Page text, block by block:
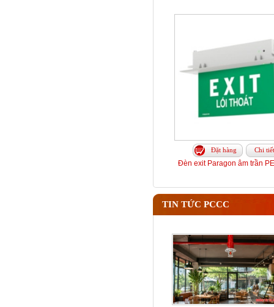
Đặt hàng Chi tiết
Đèn exit Paragon âm trần
TIN TỨC PCCC